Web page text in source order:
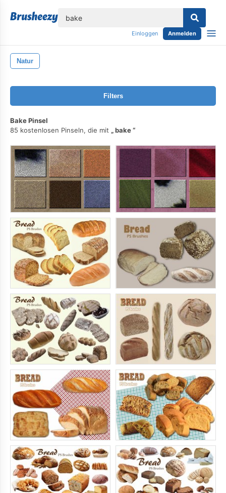
Einloggen Anmelden
Natur
Filters
Bake Pinsel
85 kostenlosen Pinseln, die mit
bake